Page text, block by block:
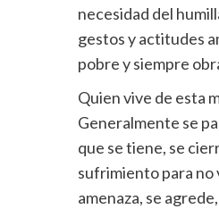
necesidad del
gestos y actitudes
pobre y siempre
Quien vive de esta
Generalmente se
que se tiene, se
sufrimiento para no
amenaza, se